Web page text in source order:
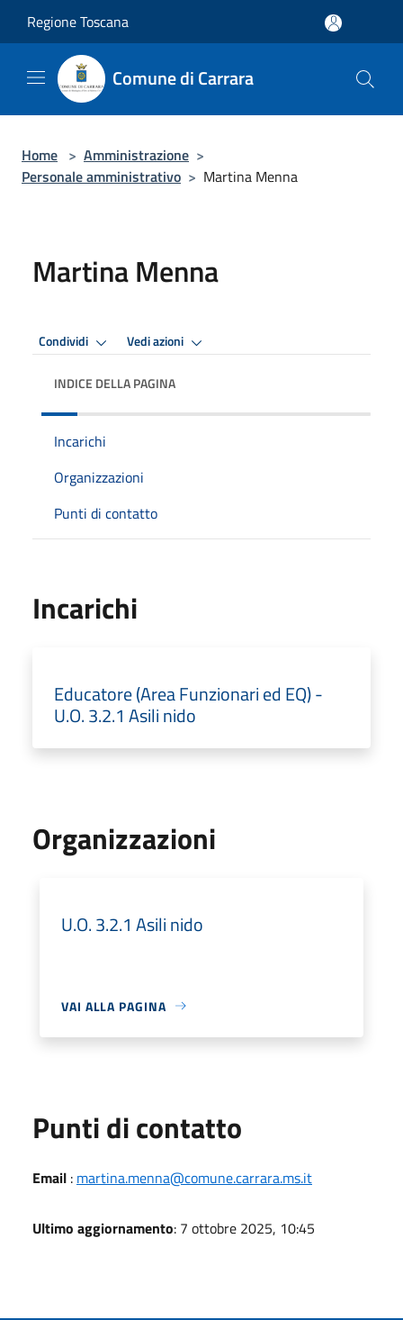
Regione Toscana
Comune di Carrara
Home > Amministrazione >
Personale amministrativo > Martina Menna
Martina Menna
Condividi Vedi azioni
INDICE DELLA PAGINA
Incarichi
Organizzazioni
Punti di contatto
Incarichi
Educatore (Area Funzionari ed EQ) -
U.O. 3.2.1 Asili nido
Organizzazioni
U.O. 3.2.1 Asili nido
VAI ALLA PAGINA
Punti di contatto
Email : martina.menna@comune.carrara.ms.it
Ultimo aggiornamento: 7 ottobre 2025, 10:45